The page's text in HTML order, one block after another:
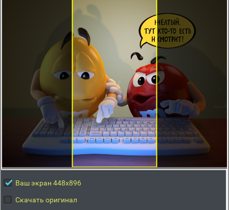
Ваш экран 448x896
Скачать оригинал